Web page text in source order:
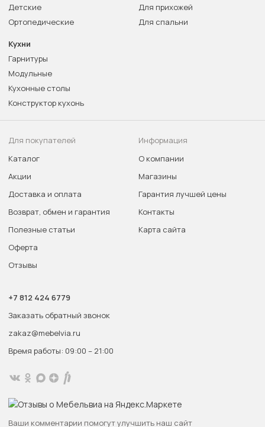
Детские
Ортопедические
Для прихожей
Для спальни
Кухни
Гарнитуры
Модульные
Кухонные столы
Конструктор кухонь
Для покупателей
Каталог
Акции
Доставка и оплата
Возврат, обмен и гарантия
Полезные статьи
Оферта
Отзывы
Информация
О компании
Магазины
Гарантия лучшей цены
Контакты
Карта сайта
+7 812 424 6779
Заказать обратный звонок
zakaz@mebelvia.ru
Время работы: 09:00 – 21:00
Ваши комментарии помогут улучшить наш сайт